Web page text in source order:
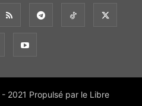
2021 Propulsé par le Libre